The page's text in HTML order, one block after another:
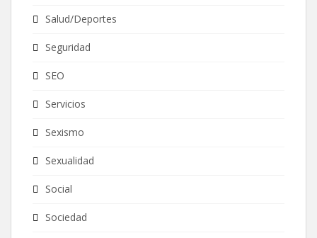
Salud/Deportes
Seguridad
SEO
Servicios
Sexismo
Sexualidad
Social
Sociedad